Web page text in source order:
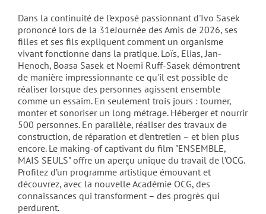
Dans la continuité de l’exposé passionnant d'Ivo Sasek
prononcé lors de la 31eJournée des Amis de 2026, ses
filles et ses fils expliquent comment un organisme
vivant fonctionne dans la pratique. Loïs, Elias, Jan-
Henoch, Boasa Sasek et Noemi Ruff-Sasek démontrent
de manière impressionnante ce qu'il est possible de
réaliser lorsque des personnes agissent ensemble
comme un essaim. En seulement trois jours : tourner,
monter et sonoriser un long métrage. Héberger et nourrir
500 personnes. En parallèle, réaliser des travaux de
construction, de réparation et d’entretien – et bien plus
encore. Le making-of captivant du film "ENSEMBLE,
MAIS SEULS" offre un aperçu unique du travail de l’OCG.
Profitez d’un programme artistique émouvant et
découvrez, avec la nouvelle Académie OCG, des
connaissances qui transforment – des progrès qui
perdurent.
Journée des Amis